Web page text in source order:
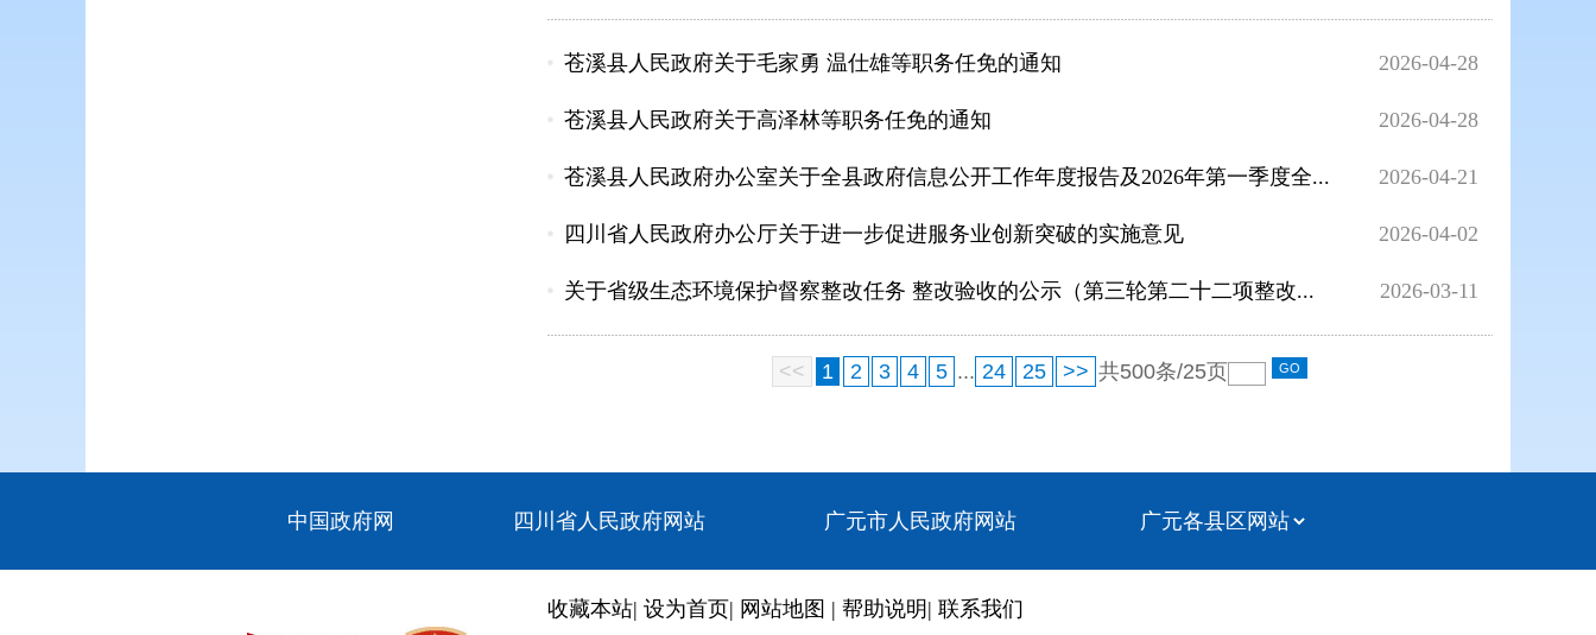
苍溪县人民政府关于毛家勇 温仕雄等职务任免的通知 2026-04-28
苍溪县人民政府关于高泽林等职务任免的通知 2026-04-28
苍溪县人民政府办公室关于全县政府信息公开工作年度报告及2026年第一季度全... 2026-04-21
四川省人民政府办公厅关于进一步促进服务业创新突破的实施意见 2026-04-02
关于省级生态环境保护督察整改任务 整改验收的公示（第三轮第二十二项整改... 2026-03-11
<< 1 2 3 4 5 ... 24 25 >> 共500条/25页
中国政府网 四川省人民政府网站 广元市人民政府网站
收藏本站| 设为首页| 网站地图 | 帮助说明 | 联系我们